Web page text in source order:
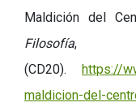
Maldición del
Filosofía,
(CD20). https://
maldicion-del-